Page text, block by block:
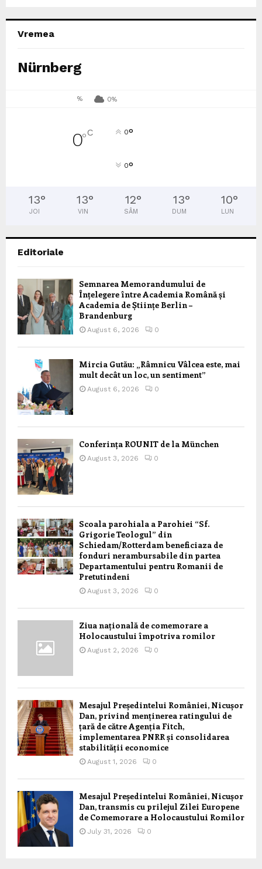
Vremea
Nürnberg
% 0%
0°C 0°
0°
13°
JOI
13°
VIN
12°
SÂM
13°
DUM
10°
LUN
Editoriale
Semnarea Memorandumului de
Înțelegere între Academia Română și
Academia de Științe Berlin –
Brandenburg
August 6, 2026 0
Mircia Gutău: „Râmnicu Vâlcea este, mai
mult decât un loc, un sentiment”
August 6, 2026 0
Conferința ROUNIT de la München
August 3, 2026 0
Scoala parohiala a Parohiei “Sf.
Grigorie Teologul” din
Schiedam/Rotterdam beneficiaza de
fonduri nerambursabile din partea
Departamentului pentru Romanii de
Pretutindeni
August 3, 2026 0
Ziua națională de comemorare a
Holocaustului împotriva romilor
August 2, 2026 0
Mesajul Președintelui României, Nicușor
Dan, privind menținerea ratingului de
țară de către Agenția Fitch,
implementarea PNRR și consolidarea
stabilității economice
August 1, 2026 0
Mesajul Președintelui României, Nicușor
Dan, transmis cu prilejul Zilei Europene
de Comemorare a Holocaustului Romilor
July 31, 2026 0